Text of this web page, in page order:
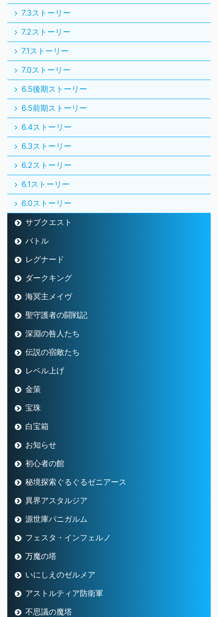
7.3ストーリー
7.2ストーリー
7.1ストーリー
7.0ストーリー
6.5後期ストーリー
6.5前期ストーリー
6.4ストーリー
6.3ストーリー
6.2ストーリー
6.1ストーリー
6.0ストーリー
サブクエスト
バトル
レグナード
ダークキング
海冥主メイヴ
聖守護者の闘戦記
深淵の咎人たち
伝説の宿敵たち
レベル上げ
金策
宝珠
白宝箱
お知らせ
初心者の館
秘境探索ぐるぐるゼニアース
異界アスタルジア
源世庫パニガルム
フェスタ・インフェルノ
万魔の塔
いにしえのゼルメア
アストルティア防衛軍
不思議の魔塔